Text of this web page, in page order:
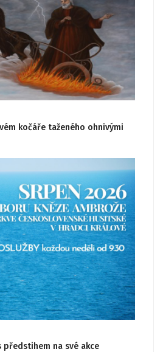
kočáře taženého ohnivými
předstihem na své akce